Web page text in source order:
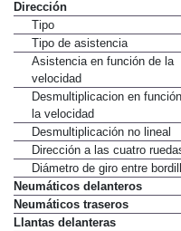
Dirección
Tipo
Tipo de asistencia
Asistencia en función de la
velocidad
Desmultiplicacion en
la velocidad
Desmultiplicación no lineal
Dirección a las cuatro
Diámetro de giro entre
Neumáticos delanteros
Neumáticos traseros
Llantas delanteras